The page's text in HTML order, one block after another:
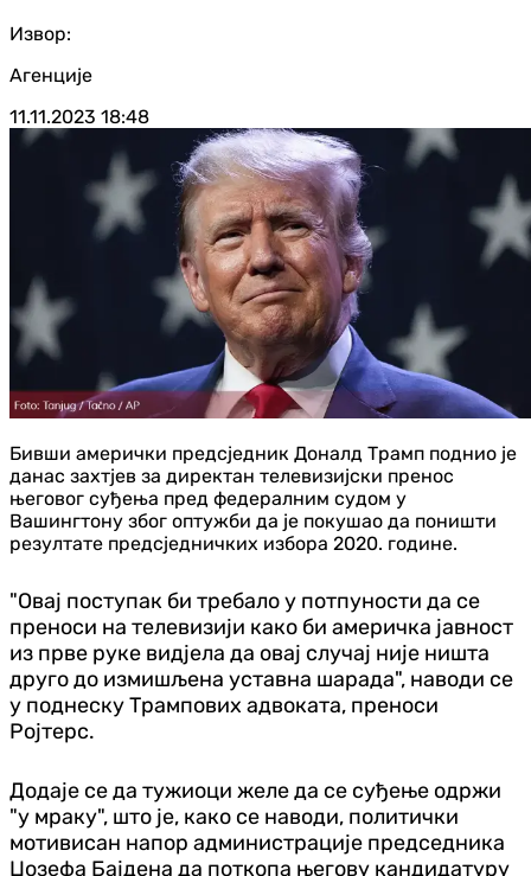
Извор:
Агенције
11.11.2023 18:48
Бивши амерички предсједник Доналд Трамп поднио је
данас захтјев за директан телевизијски пренос
његовог суђења пред федералним судом у
Вашингтону због оптужби да је покушао да поништи
резултате предсједничких избора 2020. године.
"Овај поступак би требало у потпуности да се
преноси на телевизији како би америчка јавност
из прве руке вид‌јела да овај случај није ништа
друго до измишљена уставна шарада", наводи се
у поднеску Трампових адвоката, преноси
Ројтерс.
Додаје се да тужиоци желе да се суђење одржи
"у мраку", што је, како се наводи, политички
мотивисан напор администрације председника
Џозефа Бајдена да поткопа његову кандидатуру